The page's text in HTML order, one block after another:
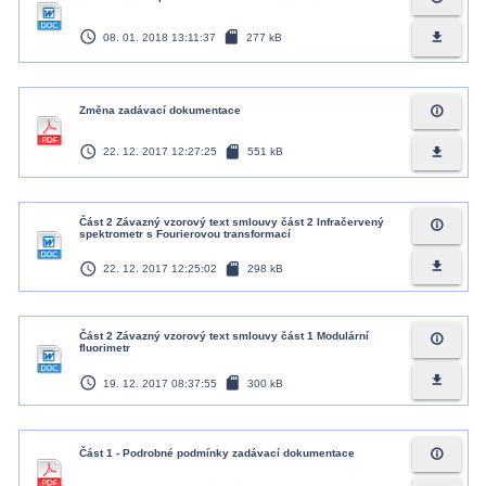
access_time 08. 01. 2018 13:11:37 sd_card 277 kB file_download
Změna zadávací dokumentace
access_time 22. 12. 2017 12:27:25 sd_card 551 kB
info_outline
file_download
Část 2 Závazný vzorový text smlouvy část 2 Infračervený
spektrometr s Fourierovou transformací
access_time 22. 12. 2017 12:25:02 sd_card 298 kB
info_outline
file_download
Část 2 Závazný vzorový text smlouvy část 1 Modulární
fluorimetr
access_time 19. 12. 2017 08:37:55 sd_card 300 kB
info_outline
file_download
Část 1 - Podrobné podmínky zadávací dokumentace info_outline